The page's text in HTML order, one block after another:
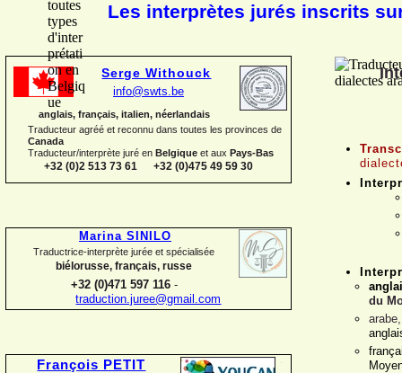
Serge Withouck
info@swts.be
anglais, français, italien, néerlandais
Traducteur agréé et reconnu dans toutes les provinces de
Canada
Traducteur/interprète juré en Belgique et aux Pays-Bas
+32 (0)2 513 73 61 +32 (0)475 49 59 30
Marina SINILO
Traductrice-interprète jurée et spécialisée
biélorusse, français, russe
+32 (0)471 597 116 -
traduction.juree@gmail.com
François PETIT
Les interprètes jurés inscrits
du